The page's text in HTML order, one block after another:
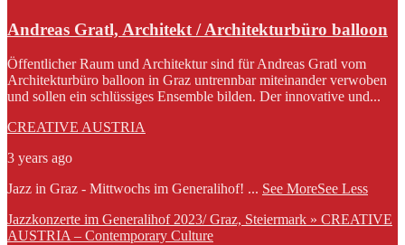
Andreas Gratl, Architekt / Architekturbüro balloon
Öffentlicher Raum und Architektur sind für Andreas Gratl vom
Architekturbüro balloon in Graz untrennbar miteinander verwoben
und sollen ein schlüssiges Ensemble bilden. Der innovative und...
CREATIVE AUSTRIA
3 years ago
Jazz in Graz - Mittwochs im Generalihof! ... See MoreSee Less
Jazzkonzerte im Generalihof 2023/ Graz, Steiermark » CREATIVE
AUSTRIA – Contemporary Culture